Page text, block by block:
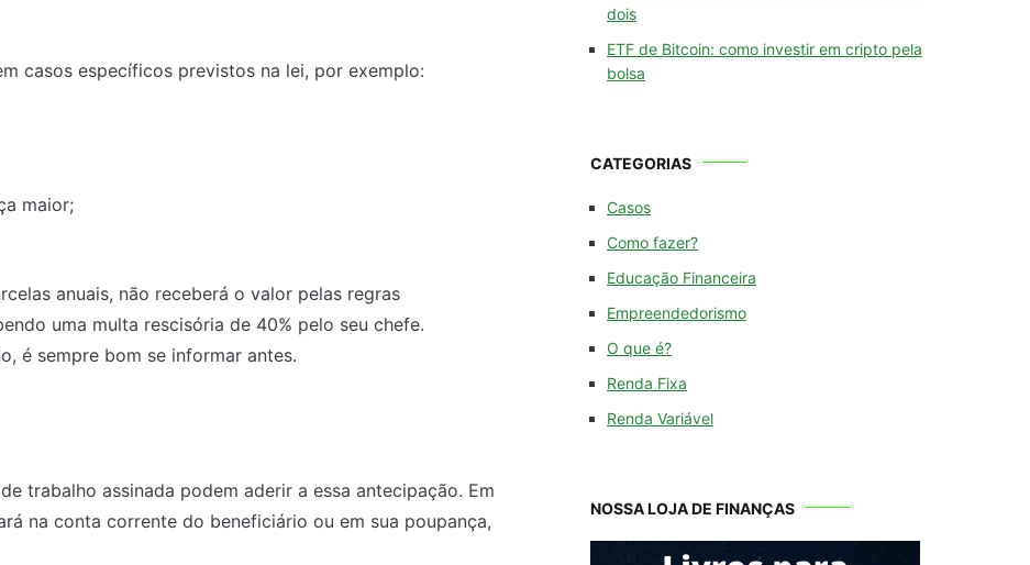
casos específicos previstos na lei, por exemplo:
maior;
anuais, não receberá o valor pelas regras
uma multa rescisória de 40% pelo seu chefe.
é sempre bom se informar antes.
trabalho assinada podem aderir a essa antecipação. Em
na conta corrente do beneficiário ou em sua poupança,
dois
ETF de Bitcoin: como investir em cripto pela
bolsa
CATEGORIAS
Casos
Como fazer?
Educação Financeira
Empreendedorismo
O que é?
Renda Fixa
Renda Variável
NOSSA LOJA DE FINANÇAS